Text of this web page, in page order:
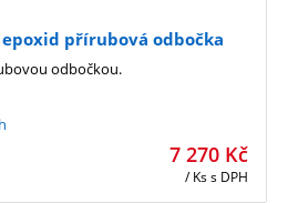
epoxid přírubová odbočka
7 270 Kč
/ Kss DPH
odbočkou.